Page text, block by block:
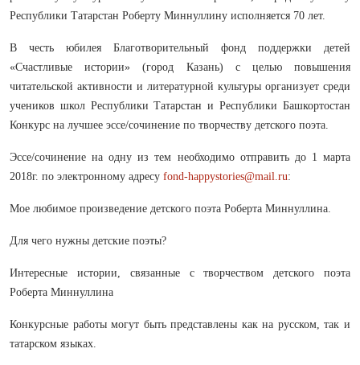
Республики Татарстан Роберту Миннуллину исполняется 70 лет.
В честь юбилея Благотворительный фонд поддержки детей
«Счастливые истории» (город Казань) с целью повышения
читательской активности и литературной культуры организует среди
учеников школ Республики Татарстан и Республики Башкортостан
Конкурс на лучшее эссе/сочинение по творчеству детского поэта.
Эссе/сочинение на одну из тем необходимо отправить до 1 марта
2018г. по электронному адресу fond-happystories@mail.ru:
Мое любимое произведение детского поэта Роберта Миннуллина.
Для чего нужны детские поэты?
Интересные истории, связанные с творчеством детского поэта
Роберта Миннуллина
Конкурсные работы могут быть представлены как на русском, так и
татарском языках.